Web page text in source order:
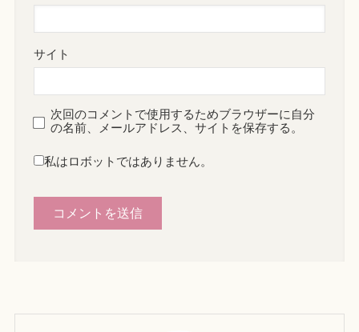
サイト
次回のコメントで使用するためブラウザーに自分
の名前、メールアドレス、サイトを保存する。
私はロボットではありません。